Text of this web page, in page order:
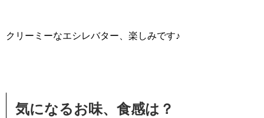
クリーミーなエシレバター、楽しみです♪
気になるお味、食感は？